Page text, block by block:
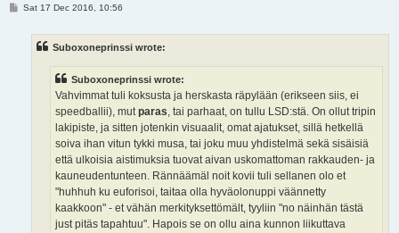
PSat 17 Dec 2016, 10:56
Suboxoneprinssi wrote:
Suboxoneprinssi wrote:
Vahvimmat tuli koksusta ja herskasta räpylään (erikseen siis, ei
speedballii), mutparas, tai parhaat, on tullu LSD:stä. On ollut tripin
lakipiste, ja sitten jotenkin visuaalit, omat ajatukset, sillä hetkellä
soiva ihan vitun tykki musa, tai joku muu yhdistelmä sekä sisäisiä
että ulkoisia aistimuksia tuovat aivan uskomattoman rakkauden- ja
kauneudentunteen. Rännäämäl noit kovii tuli sellanen olo et
"huhhuh ku euforisoi, taitaa olla hyväolonuppi väännetty
kaakkoon" - et vähän merkityksettömält, tyyliin "no näinhän tästä
just pitäs tapahtuu". Hapois se on ollu aina kunnon liikuttava